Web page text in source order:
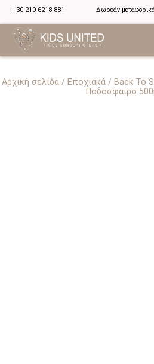
+30 210 6218 881 Δωρεάν
Αρχική σελίδα/ Εποχιακά/ Back To
Ποδόσφαιρο